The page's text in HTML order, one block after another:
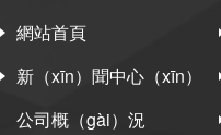
網站首頁
新（xīn）聞中心（xīn）
公司概（gài）況